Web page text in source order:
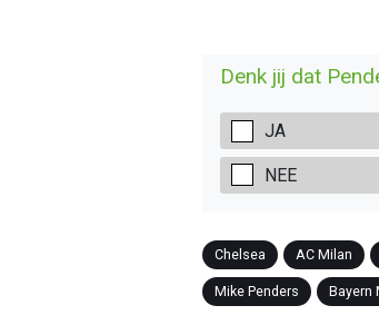
Denk jij dat
JA
NEE
Chelsea AC Milan
Mike Penders Bayern